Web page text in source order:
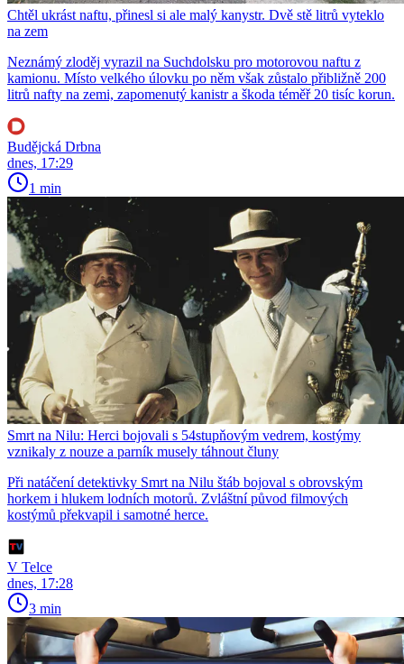
Chtěl ukrást naftu, přinesl si ale malý kanystr. Dvě stě litrů vyteklo
na zem
Neznámý zloděj vyrazil na Suchdolsku pro motorovou naftu z
kamionu. Místo velkého úlovku po něm však zůstalo přibližně 200
litrů nafty na zemi, zapomenutý kanistr a škoda téměř 20 tisíc korun.
Budějcká Drbna
dnes, 17:29
1 min
Smrt na Nilu: Herci bojovali s 54stupňovým vedrem, kostýmy
vznikaly z nouze a parník musely táhnout čluny
Při natáčení detektivky Smrt na Nilu štáb bojoval s obrovským
horkem i hlukem lodních motorů. Zvláštní původ filmových
kostýmů překvapil i samotné herce.
V Telce
dnes, 17:28
3 min